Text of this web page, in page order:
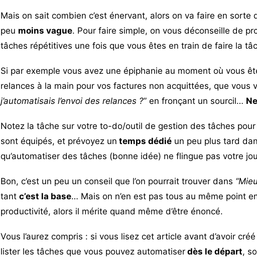
Mais on sait combien c’est énervant, alors on va faire en sorte
peu moins vague. Pour faire simple, on vous déconseille de
tâches répétitives une fois que vous êtes en train de faire la
Si par exemple vous avez une épiphanie au moment où vous
relances à la main pour vos factures non acquittées, que vous
j’automatisais l’envoi des relances ?” en fronçant un sourcil…
Notez la tâche sur votre to-do/outil de gestion des tâches
sont équipés, et prévoyez un temps dédiéun peu plus tard
qu’automatiser des tâches (bonne idée) ne flingue pas votre
Bon, c’est un peu un conseil que l’on pourrait trouver dans “
tant c’est la base… Mais on n’en est pas tous au même point
productivité, alors il mérite quand même d’être énoncé.
Vous l’aurez compris : si vous lisez cet article avant d’avoir
lister les tâches que vous pouvez automatiserdès le départ,